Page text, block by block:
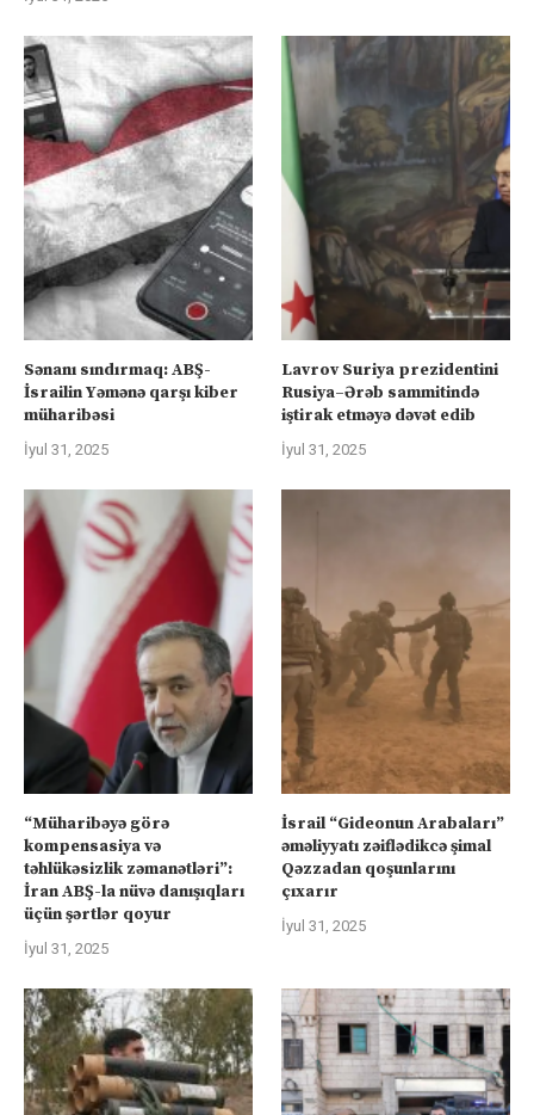
Sənanı sındırmaq: ABŞ-
İsrailin Yəmənə qarşı kiber
müharibəsi
İyul 31, 2025
Lavrov Suriya prezidentini
Rusiya–Ərəb sammitində
iştirak etməyə dəvət edib
İyul 31, 2025
“Müharibəyə görə
kompensasiya və
təhlükəsizlik zəmanətləri”:
İran ABŞ-la nüvə danışıqları
üçün şərtlər qoyur
İyul 31, 2025
İsrail “Gideonun Arabaları”
əməliyyatı zəiflədikcə şimal
Qəzzadan qoşunlarını
çıxarır
İyul 31, 2025